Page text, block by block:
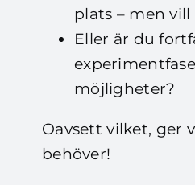
plats – men
Eller är du
möjligheter?
Oavsett vilket, ger
behöver!